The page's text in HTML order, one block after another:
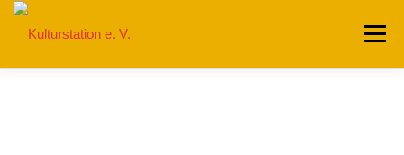
Zum
Inhalt
springen
Menü